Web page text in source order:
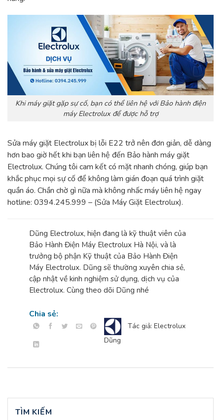
Khi máy giặt gặp sự cố, bạn có thể liên hệ với Bảo hành điện
máy Electrolux để được hỗ trợ
Sửa máy giặt Electrolux bị lỗi E22 trở nên đơn giản, dễ dàng
hơn bao giờ hết khi bạn liên hệ đến Bảo hành máy giặt
Electrolux. Chúng tôi cam kết có mặt nhanh chóng, giúp bạn
khắc phục mọi sự cố để không làm gián đoạn quá trình giặt
quần áo. Chần chờ gì nữa mà không nhấc máy liên hệ ngay
hotline: 0394.245.999 – (Sửa Máy Giặt Electrolux).
Dũng Electrolux, hiện đang là kỹ thuật viên của
Bảo Hành Điện Máy Electrolux Hà Nội, và là
trưởng bộ phận Kỹ thuật của Bảo Hành Điện
Máy Electrolux. Dũng sẽ thường xuyên chia sẻ,
cập nhật về kinh nghiệm sử dụng, dịch vụ của
Electrolux. Cùng theo dõi Dũng nhé
Chia sẻ:
Tác giả: Electrolux
Dũng
TÌM KIẾM